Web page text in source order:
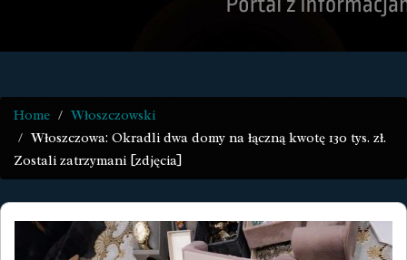
Home
Włoszczowski
Włoszczowa: Okradli dwa domy na łączną kwotę 130 tys. zł.
Zostali zatrzymani [zdjęcia]